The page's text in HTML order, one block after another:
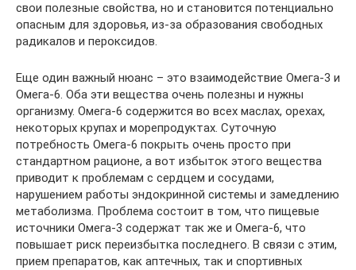
свои полезные свойства, но и становится потенциально
опасным для здоровья, из-за образования свободных
радикалов и пероксидов.
Еще один важный нюанс – это взаимодействие Омега-3 и
Омега-6. Оба эти вещества очень полезны и нужны
организму. Омега-6 содержится во всех маслах, орехах,
некоторых крупах и морепродуктах. Суточную
потребность Омега-6 покрыть очень просто при
стандартном рационе, а вот избыток этого вещества
приводит к проблемам с сердцем и сосудами,
нарушением работы эндокринной системы и замедлению
метаболизма. Проблема состоит в том, что пищевые
источники Омега-3 содержат так же и Омега-6, что
повышает риск переизбытка последнего. В связи с этим,
прием препаратов, как аптечных, так и спортивных